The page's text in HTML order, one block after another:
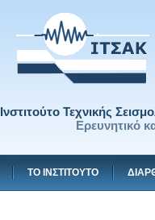
Ινστιτούτο Τεχνικής
Ερευνητικό
ΤΟ ΙΝΣΤΙΤΟΥΤΟ